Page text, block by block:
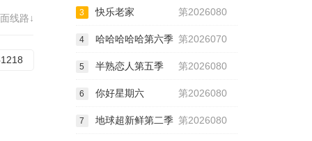
线路↓
第2026080
3 快乐老家
第2026070
4 哈哈哈哈哈第六季
第2026080
5 半熟恋人第五季
第2026080
6 你好星期六
第2026080
7 地球超新鲜第二季